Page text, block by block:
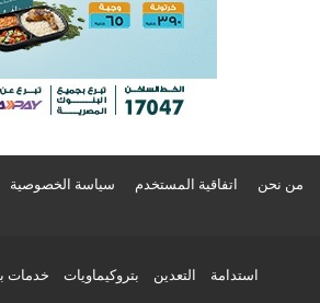
من نحن اتفاقية المستخدم سياسة الخصوصية
استدامة التعدين بتروكيماويات خدمات